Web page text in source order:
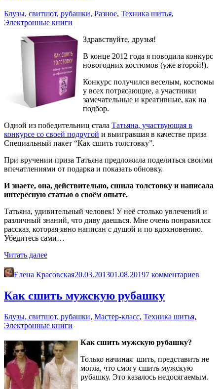
Блузы, свитшот, рубашки, Разное, Техника шитья,
Электронные книги
Здравствуйте, друзья!
В конце 2012 года я поводила конкурс
новогодних костюмов (уже второй!).
Конкурс получился веселым, костюмы
у всех потрясающие, а участники
замечательные и креативные, как на
подбор.
Одной из победительниц стала Татьяна, участвующая в
конкурсе со своей подругой и выигравшая в качестве приза
Специальный пакет “Как сшить толстовку”.
При вручении приза Татьяна предложила поделиться своими
впечатлениями от подарка и показать обновку.
И знаете, она, действительно, сшила толстовку и написала
интересную статью о своём опыте.
Татьяна, удивительный человек! У неё столько увлечений и
различный знаний, что диву даешься. Мне очень понравился
рассказ, которая явно написан с душой и по вдохновению.
Убедитесь сами…
Читать далее«Новая
Елена Красовская20.03.201301.08.20197 комментариев
Как сшить мужскую рубашку
Блузы, свитшот, рубашки, Мастер-класс, Техника шитья,
Электронные книги
Как сшить мужскую рубашку?
Только начиная шить, представить не
могла, что смогу сшить мужскую
рубашку. Это казалось недосягаемым.